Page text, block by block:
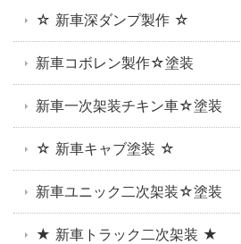
☆ 新車深ダンプ製作 ☆
新車コボレン製作☆塗装
新車一次架装チキン車☆塗装
☆ 新車キャブ塗装 ☆
新車ユニック二次架装☆塗装
★ 新車トラック二次架装 ★